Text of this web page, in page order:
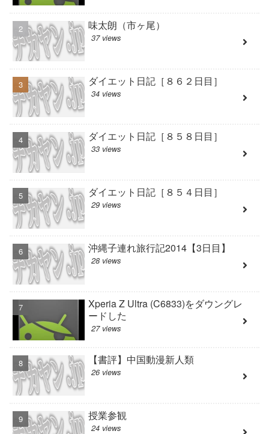
味太朗（市ヶ尾）
37 views
ダイエット日記［８６２日目］
34 views
ダイエット日記［８５８日目］
33 views
ダイエット日記［８５４日目］
29 views
沖縄子連れ旅行記2014【3日目】
28 views
Xperia Z Ultra (C6833)をダウングレ
ードした
27 views
【書評】中国動漫新人類
26 views
授業参観
24 views